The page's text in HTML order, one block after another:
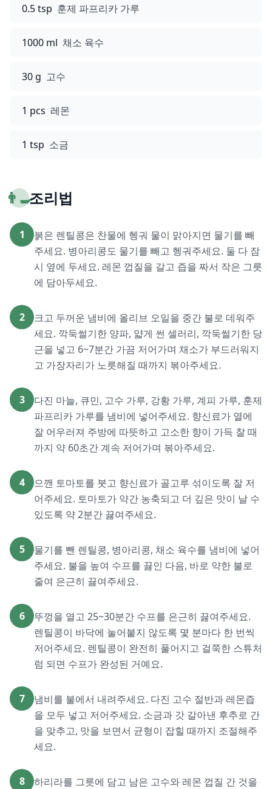
0.5 tsp 훈제 파프리카 가루
1000 ml 채소 육수
30 g 고수
1 pcs 레몬
1 tsp 소금
👨‍🍳조리법
1
붉은 렌틸콩은 찬물에 헹궈 물이 맑아지면 물기를 빼
주세요. 병아리콩도 물기를 빼고 헹궈주세요. 둘 다 잠
시 옆에 두세요. 레몬 껍질을 갈고 즙을 짜서 작은 그릇
에 담아두세요.
2
크고 두꺼운 냄비에 올리브 오일을 중간 불로 데워주
세요. 깍둑썰기한 양파, 얇게 썬 셀러리, 깍둑썰기한 당
근을 넣고 6~7분간 가끔 저어가며 채소가 부드러워지
고 가장자리가 노릇해질 때까지 볶아주세요.
3
다진 마늘, 큐민, 고수 가루, 강황 가루, 계피 가루, 훈제
파프리카 가루를 냄비에 넣어주세요. 향신료가 열에
잘 어우러져 주방에 따뜻하고 고소한 향이 가득 찰 때
까지 약 60초간 계속 저어가며 볶아주세요.
4
으깬 토마토를 붓고 향신료가 골고루 섞이도록 잘 저
어주세요. 토마토가 약간 농축되고 더 깊은 맛이 날 수
있도록 약 2분간 끓여주세요.
5
물기를 뺀 렌틸콩, 병아리콩, 채소 육수를 냄비에 넣어
주세요. 불을 높여 수프를 끓인 다음, 바로 약한 불로
줄여 은근히 끓여주세요.
6
뚜껑을 열고 25~30분간 수프를 은근히 끓여주세요.
렌틸콩이 바닥에 눌어붙지 않도록 몇 분마다 한 번씩
저어주세요. 렌틸콩이 완전히 풀어지고 걸쭉한 스튜처
럼 되면 수프가 완성된 거예요.
7
냄비를 불에서 내려주세요. 다진 고수 절반과 레몬즙
을 모두 넣고 저어주세요. 소금과 갓 갈아낸 후추로 간
을 맞추고, 맛을 보면서 균형이 잡힐 때까지 조절해주
세요.
8
하리라를 그릇에 담고 남은 고수와 레몬 껍질 간 것을